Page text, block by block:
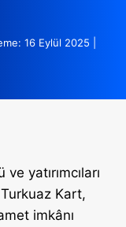
16 Eylül 2025 |
yatırımcıları
Kart,
imkânı